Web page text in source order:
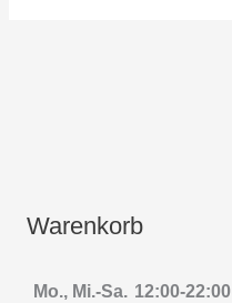
Warenkorb
Mo., Mi.-Sa. 12:00-22:00